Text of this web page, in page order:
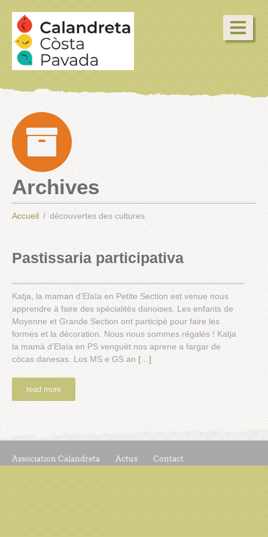
Archives
Accueil découvertes des cultures
Pastissaria participativa
Katja, la maman d’Elaïa en Petite Section est venue nous
apprendre à faire des spécialités danoises. Les enfants de
Moyenne et Grande Section ont participé pour faire les
formes et la décoration. Nous nous sommes régalés ! Katja
la mamà d’Elaïa en PS venguèt nos aprene a fargar de
còcas danesas. Los MS e GS an […]
read more
Association Calandreta Actus Contact